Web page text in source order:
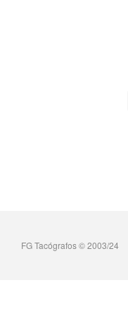
FG Tacógrafos © 2003/24